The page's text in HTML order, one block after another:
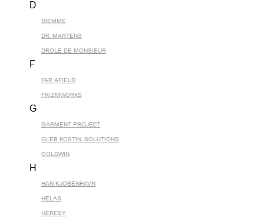
D
DIEMME
DR. MARTENS
DROLE DE MONSIEUR
F
FAR AFIELD
FRIZMWORKS
G
GARMENT PROJECT
GLEB KOSTIN .SOLUTIONS
GOLDWIN
H
HAN KJOBENHAVN
HELAS
HERESY